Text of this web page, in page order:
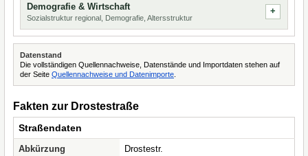
Demografie & Wirtschaft
Sozialstruktur regional, Demografie, Altersstruktur
Datenstand
Die vollständigen Quellennachweise, Datenstände und Importdaten stehen auf
der Seite Quellennachweise und Datenimporte
Fakten zur Drostestraße
Straßendaten
Abkürzung
Drostestr.